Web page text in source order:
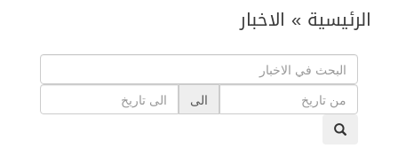
الرئيسية » الاخبار
الى